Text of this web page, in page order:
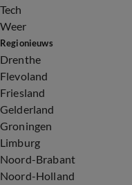
Tech
Weer
Regionieuws
Drenthe
Flevoland
Friesland
Gelderland
Groningen
Limburg
Noord-Brabant
Noord-Holland